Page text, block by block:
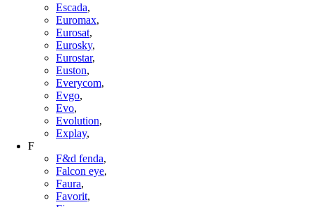
Escada,
Euromax,
Eurosat,
Eurosky,
Eurostar,
Euston,
Everycom,
Evgo,
Evo,
Evolution,
Explay,
F
F&d fenda,
Falcon eye,
Faura,
Favorit,